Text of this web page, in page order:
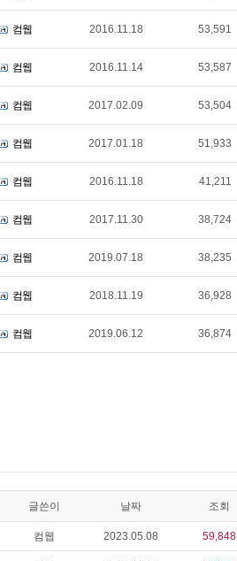
컴웹 2016.11.18 53,591
컴웹 2016.11.14 53,587
컴웹 2017.02.09 53,504
컴웹 2017.01.18 51,933
컴웹 2016.11.18 41,211
컴웹 2017.11.30 38,724
컴웹 2019.07.18 38,235
컴웹 2018.11.19 36,928
컴웹 2019.06.12 36,874
글쓴이 날짜 조회
컴웹 2023.05.08 59,848